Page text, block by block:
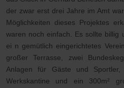
der zwar erst drei Jahre im Amt
Möglichkeiten dieses Projektes
waren noch einfach. Es sollte billig
ei n gemütlich eingerichtetes
großer Terrasse, zwei
Anlagen für Gäste und
Werkskantine und ein 300m²